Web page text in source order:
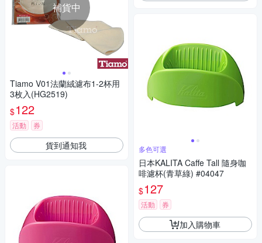
補貨中
Tiamo V01法蘭絨濾布1-2杯用
3枚入(HG2519)
$122
活動 券
貨到通知我 多色可選
日本KALITA Caffe Tall 隨身咖
啡濾杯(青草綠) #04047
$127
活動 券
加入購物車